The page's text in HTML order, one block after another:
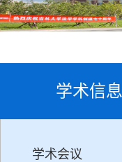
学术信息
学术会议